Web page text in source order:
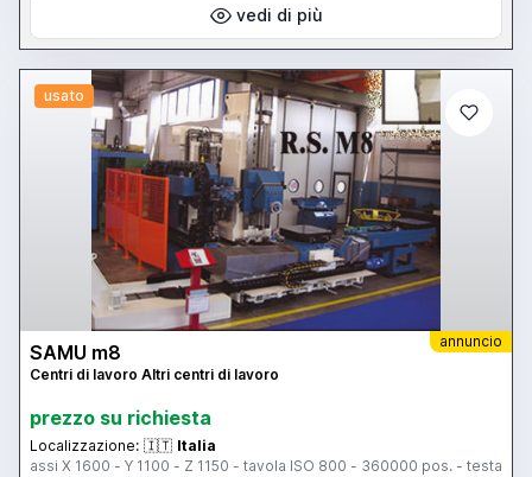
vedi di più
usato
annuncio
SAMU m8
Centri di lavoro Altri centri di lavoro
prezzo su richiesta
Localizzazione: 🇮🇹 Italia
assi X 1600 - Y 1100 - Z 1150 - tavola ISO 800 - 360000 pos. - testa